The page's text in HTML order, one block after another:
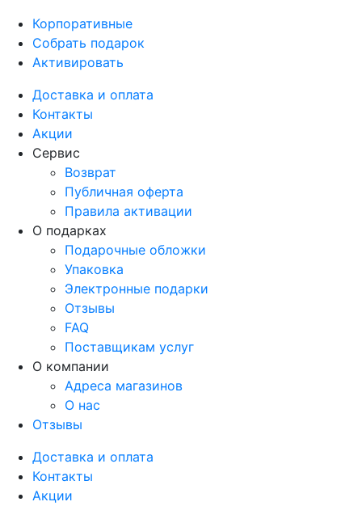
Корпоративные
Собрать подарок
Активировать
Доставка и оплата
Контакты
Акции
Сервис
Возврат
Публичная оферта
Правила активации
О подарках
Подарочные обложки
Упаковка
Электронные подарки
Отзывы
FAQ
Поставщикам услуг
О компании
Адреса магазинов
О нас
Отзывы
Доставка и оплата
Контакты
Акции